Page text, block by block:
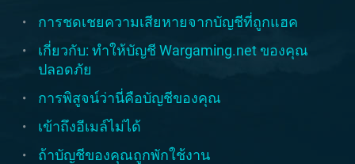
การชดเชยความเสียหายจากบัญชีที่ถูกแฮค
เกี่ยวกับ: ทำให้บัญชี Wargaming.net ของคุณ
ปลอดภัย
การพิสูจน์ว่านี่คือบัญชีของคุณ
เข้าถึงอีเมล์ไม่ได้
ถ้าบัญชีของคุณถูกพักใช้งาน